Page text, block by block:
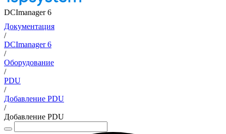
DCImanager 6
Документация
/
DCImanager 6
/
Оборудование
/
PDU
/
Добавление PDU
/
Добавление PDU